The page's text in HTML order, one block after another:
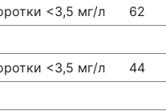
<3,5 мг/л
62
<3,5 мг/л
44